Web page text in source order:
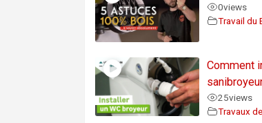
0views
Travail du
Comment
25views
Travaux